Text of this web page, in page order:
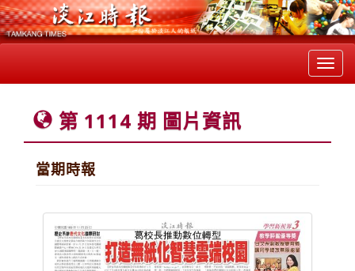
第 1114 期 圖片資訊
當期時報